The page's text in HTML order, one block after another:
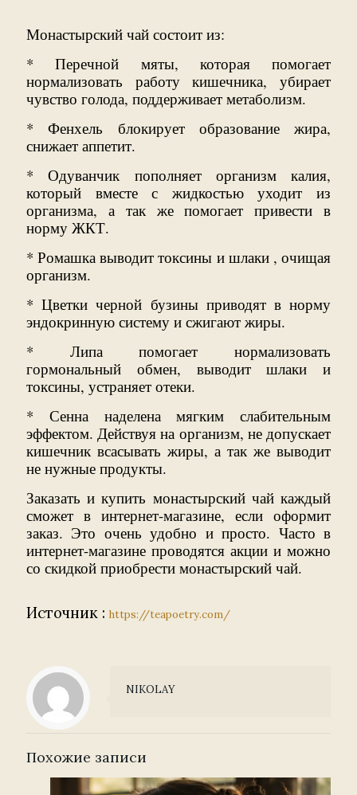
Монастырский чай состоит из:
* Перечной мяты, которая помогает
нормализовать работу кишечника, убирает
чувство голода, поддерживает метаболизм.
* Фенхель блокирует образование жира,
снижает аппетит.
* Одуванчик пополняет организм калия,
который вместе с жидкостью уходит из
организма, а так же помогает привести в
норму ЖКТ.
* Ромашка выводит токсины и шлаки , очищая
организм.
* Цветки черной бузины приводят в норму
эндокринную систему и сжигают жиры.
* Липа помогает нормализовать
гормональный обмен, выводит шлаки и
токсины, устраняет отеки.
* Сенна наделена мягким слабительным
эффектом. Действуя на организм, не допускает
кишечник всасывать жиры, а так же выводит
не нужные продукты.
Заказать и купить монастырский чай каждый
сможет в интернет-магазине, если оформит
заказ. Это очень удобно и просто. Часто в
интернет-магазине проводятся акции и можно
со скидкой приобрести монастырский чай.
Источник : https://teapoetry.com/
NIKOLAY
Похожие записи